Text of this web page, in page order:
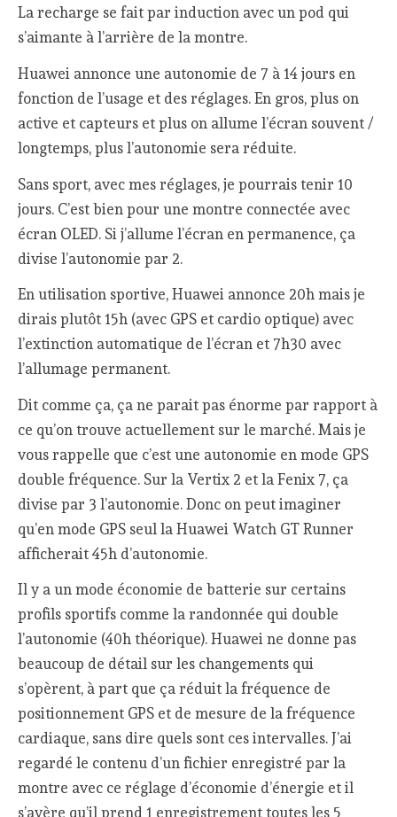
La recharge se fait par induction avec un pod qui
s’aimante à l’arrière de la montre.
Huawei annonce une autonomie de 7 à 14 jours en
fonction de l’usage et des réglages. En gros, plus on
active et capteurs et plus on allume l’écran souvent /
longtemps, plus l’autonomie sera réduite.
Sans sport, avec mes réglages, je pourrais tenir 10
jours. C’est bien pour une montre connectée avec
écran OLED. Si j’allume l’écran en permanence, ça
divise l’autonomie par 2.
En utilisation sportive, Huawei annonce 20h mais je
dirais plutôt 15h (avec GPS et cardio optique) avec
l’extinction automatique de l’écran et 7h30 avec
l’allumage permanent.
Dit comme ça, ça ne parait pas énorme par rapport à
ce qu’on trouve actuellement sur le marché. Mais je
vous rappelle que c’est une autonomie en mode GPS
double fréquence. Sur la Vertix 2 et la Fenix 7, ça
divise par 3 l’autonomie. Donc on peut imaginer
qu’en mode GPS seul la Huawei Watch GT Runner
afficherait 45h d’autonomie.
Il y a un mode économie de batterie sur certains
profils sportifs comme la randonnée qui double
l’autonomie (40h théorique). Huawei ne donne pas
beaucoup de détail sur les changements qui
s’opèrent, à part que ça réduit la fréquence de
positionnement GPS et de mesure de la fréquence
cardiaque, sans dire quels sont ces intervalles. J’ai
regardé le contenu d’un fichier enregistré par la
montre avec ce réglage d’économie d’énergie et il
s’avère qu’il prend 1 enregistrement toutes les 5